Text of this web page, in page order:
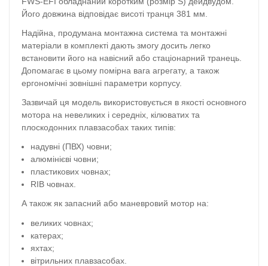
Його довжина відповідає висоті транця 381 мм.
Надійна, продумана монтажна система та монтажні
матеріали в комплекті дають змогу досить легко
встановити його на навісний або стаціонарний транець.
Допомагає в цьому помірна вага агрегату, а також
ергономічні зовнішні параметри корпусу.
Зазвичай ця модель використовується в якості основного
мотора на невеликих і середніх, кілюватих та
плоскодонних плавзасобах таких типів:
надувні (ПВХ) човни;
алюмінієві човни;
пластикових човнах;
RIB човнах.
А також як запасний або маневровий мотор на:
великих човнах;
катерах;
яхтах;
вітрильних плавзасобах.